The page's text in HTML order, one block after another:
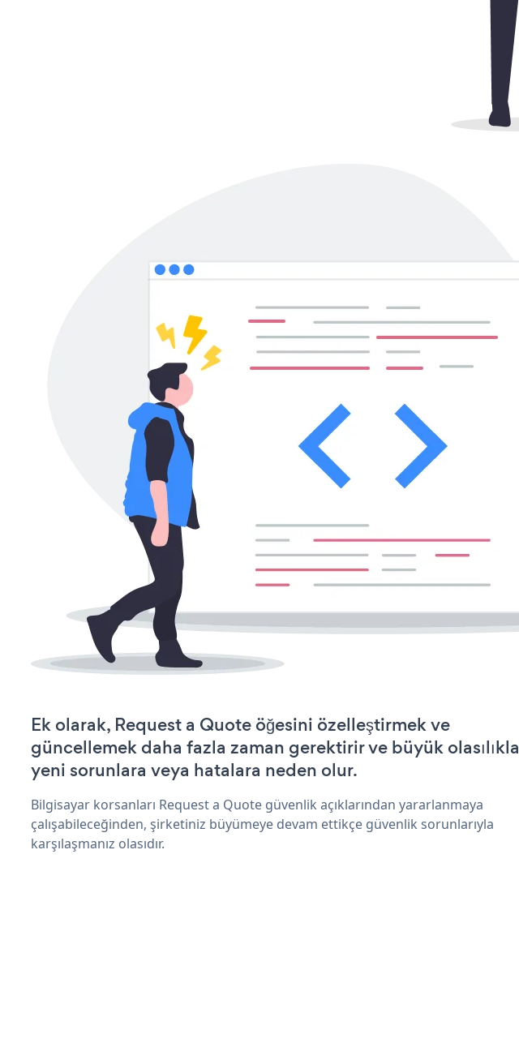
Ek olarak, Request a Quote öğesini özelleştirmek ve
güncellemek daha fazla zaman gerektirir ve büyük olasılıkla
yeni sorunlara veya hatalara neden olur.
Bilgisayar korsanları Request a Quote güvenlik açıklarından yararlanmaya
çalışabileceğinden, şirketiniz büyümeye devam ettikçe güvenlik sorunlarıyla
karşılaşmanız olasıdır.